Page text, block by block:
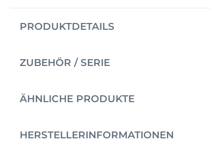
PRODUKTDETAILS
ZUBEHÖR / SERIE
ÄHNLICHE PRODUKTE
HERSTELLERINFORMATIONEN